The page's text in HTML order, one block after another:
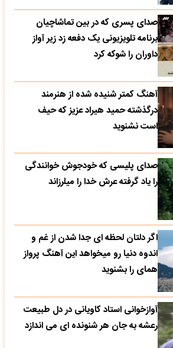
صدای پسری که در بین تماشاچیان
برنامه تلویزیونی یک دفعه زد زیر آواز
داوران را شوکه کرد
آهنگ کمتر شنیده شده از هنرمند
درگذشته حمید هیراد عزیز که حیف
است نشنوید
صدای پلیسی که خودجوش خوانندگی
را یاد گرفته عرش خدا را میلرزاند
اگر دلتان لحظه ای جدا شدن از غم و
اندوه دنیا رو میخواهد این آهنگ پرواز
همای را بشنوید
آوازخوانی استاد کاویانی در دل طبیعت
رعشه به جان هر شنونده ای می اندازد